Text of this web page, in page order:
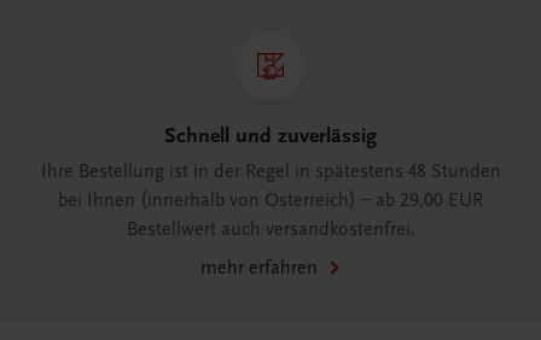
Schnell und zuverlässig
Ihre Bestellung ist in der Regel in spätestens 48 Stunden
bei Ihnen (innerhalb von Österreich) – ab 29,00 EUR
Bestellwert auch versandkostenfrei.
mehr erfahren